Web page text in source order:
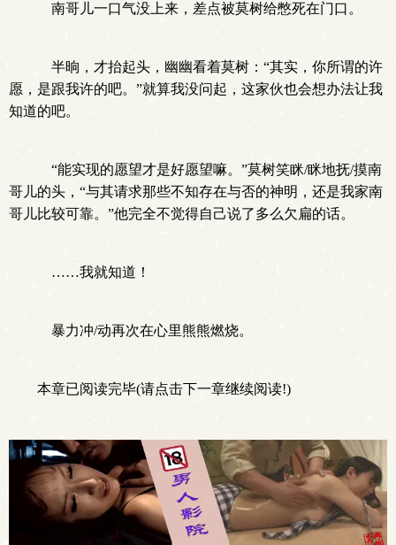
南哥儿一口气没上来，差点被莫树给憋死在门口。
半晌，才抬起头，幽幽看着莫树：“其实，你所谓的许
愿，是跟我许的吧。”就算我没问起，这家伙也会想办法让我
知道的吧。
“能实现的愿望才是好愿望嘛。”莫树笑眯/眯地抚/摸南
哥儿的头，“与其请求那些不知存在与否的神明，还是我家南
哥儿比较可靠。”他完全不觉得自己说了多么欠扁的话。
……我就知道！
暴力冲/动再次在心里熊熊燃烧。
本章已阅读完毕(请点击下一章继续阅读!)